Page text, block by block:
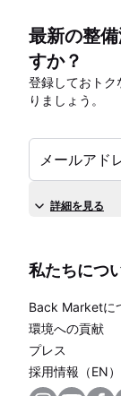
最新の整
すか？
登録しておトク
りましょう。
メールアド
詳細を見る
私たちにつ
Back Marketに
環境への貢献
プレス
採用情報（EN）